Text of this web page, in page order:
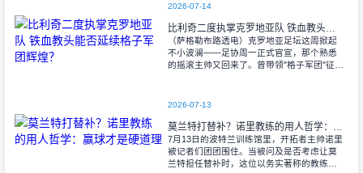
2026-07-14
比利奇二度执掌克罗地亚队 铁血教头能否延续格子军团辉煌？
（萨格勒布路透电）克罗地亚足坛这周掀起
不小波澜——足协周一正式官宣，那个熟悉
的摇滚主帅又回来了。曾带领"格子军团"征战
2026-07-13
莫兰特打替补？诺里教练的用人哲学：赢球才是硬道理
7月13日的波特兰训练馆里，开拓者主帅诺里
被记者们团团围住。当被问及是否考虑让莫
兰特担任替补时，这位以务实著称的教练露